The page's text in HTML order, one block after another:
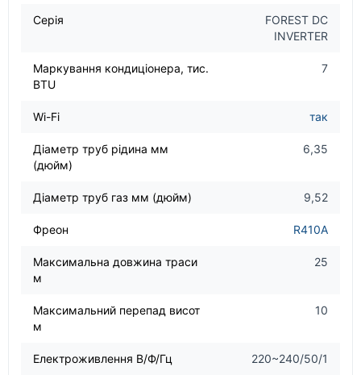
Серія
FOREST DC
INVERTER
Маркування кондиціонера, тис.
BTU
7
Wi-Fi так
Діаметр труб рідина мм
(дюйм)
6,35
Діаметр труб газ мм (дюйм) 9,52
Фреон R410A
Максимальна довжина траси
м
25
Максимальний перепад висот
м
10
Електроживлення В/Ф/Гц 220~240/50/1